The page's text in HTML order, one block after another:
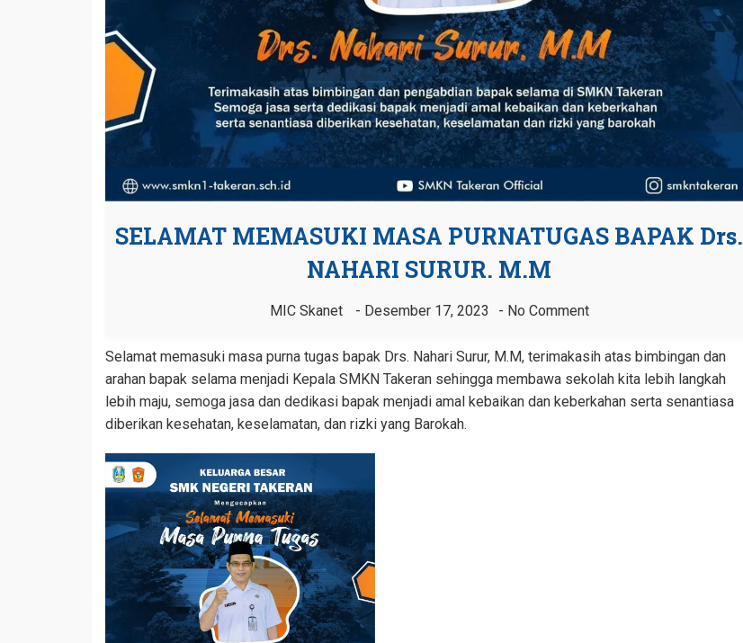
SELAMAT MEMASUKI MASA PURNATUGAS BAPAK Drs.
NAHARI SURUR. M.M
MIC Skanet Desember 17, 2023 No Comment
Selamat memasuki masa purna tugas bapak Drs. Nahari Surur, M.M, terimakasih atas bimbingan dan
arahan bapak selama menjadi Kepala SMKN Takeran sehingga membawa sekolah kita lebih langkah
lebih maju, semoga jasa dan dedikasi bapak menjadi amal kebaikan dan keberkahan serta senantiasa
diberikan kesehatan, keselamatan, dan rizki yang Barokah.